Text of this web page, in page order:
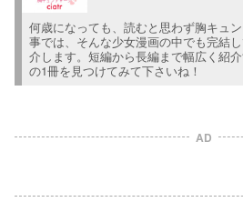
何歳になっても、読むと思わず胸キュ
事では、そんな少女漫画の中でも完結
介します。短編から長編まで幅広く紹
の1冊を見つけてみて下さいね！
AD